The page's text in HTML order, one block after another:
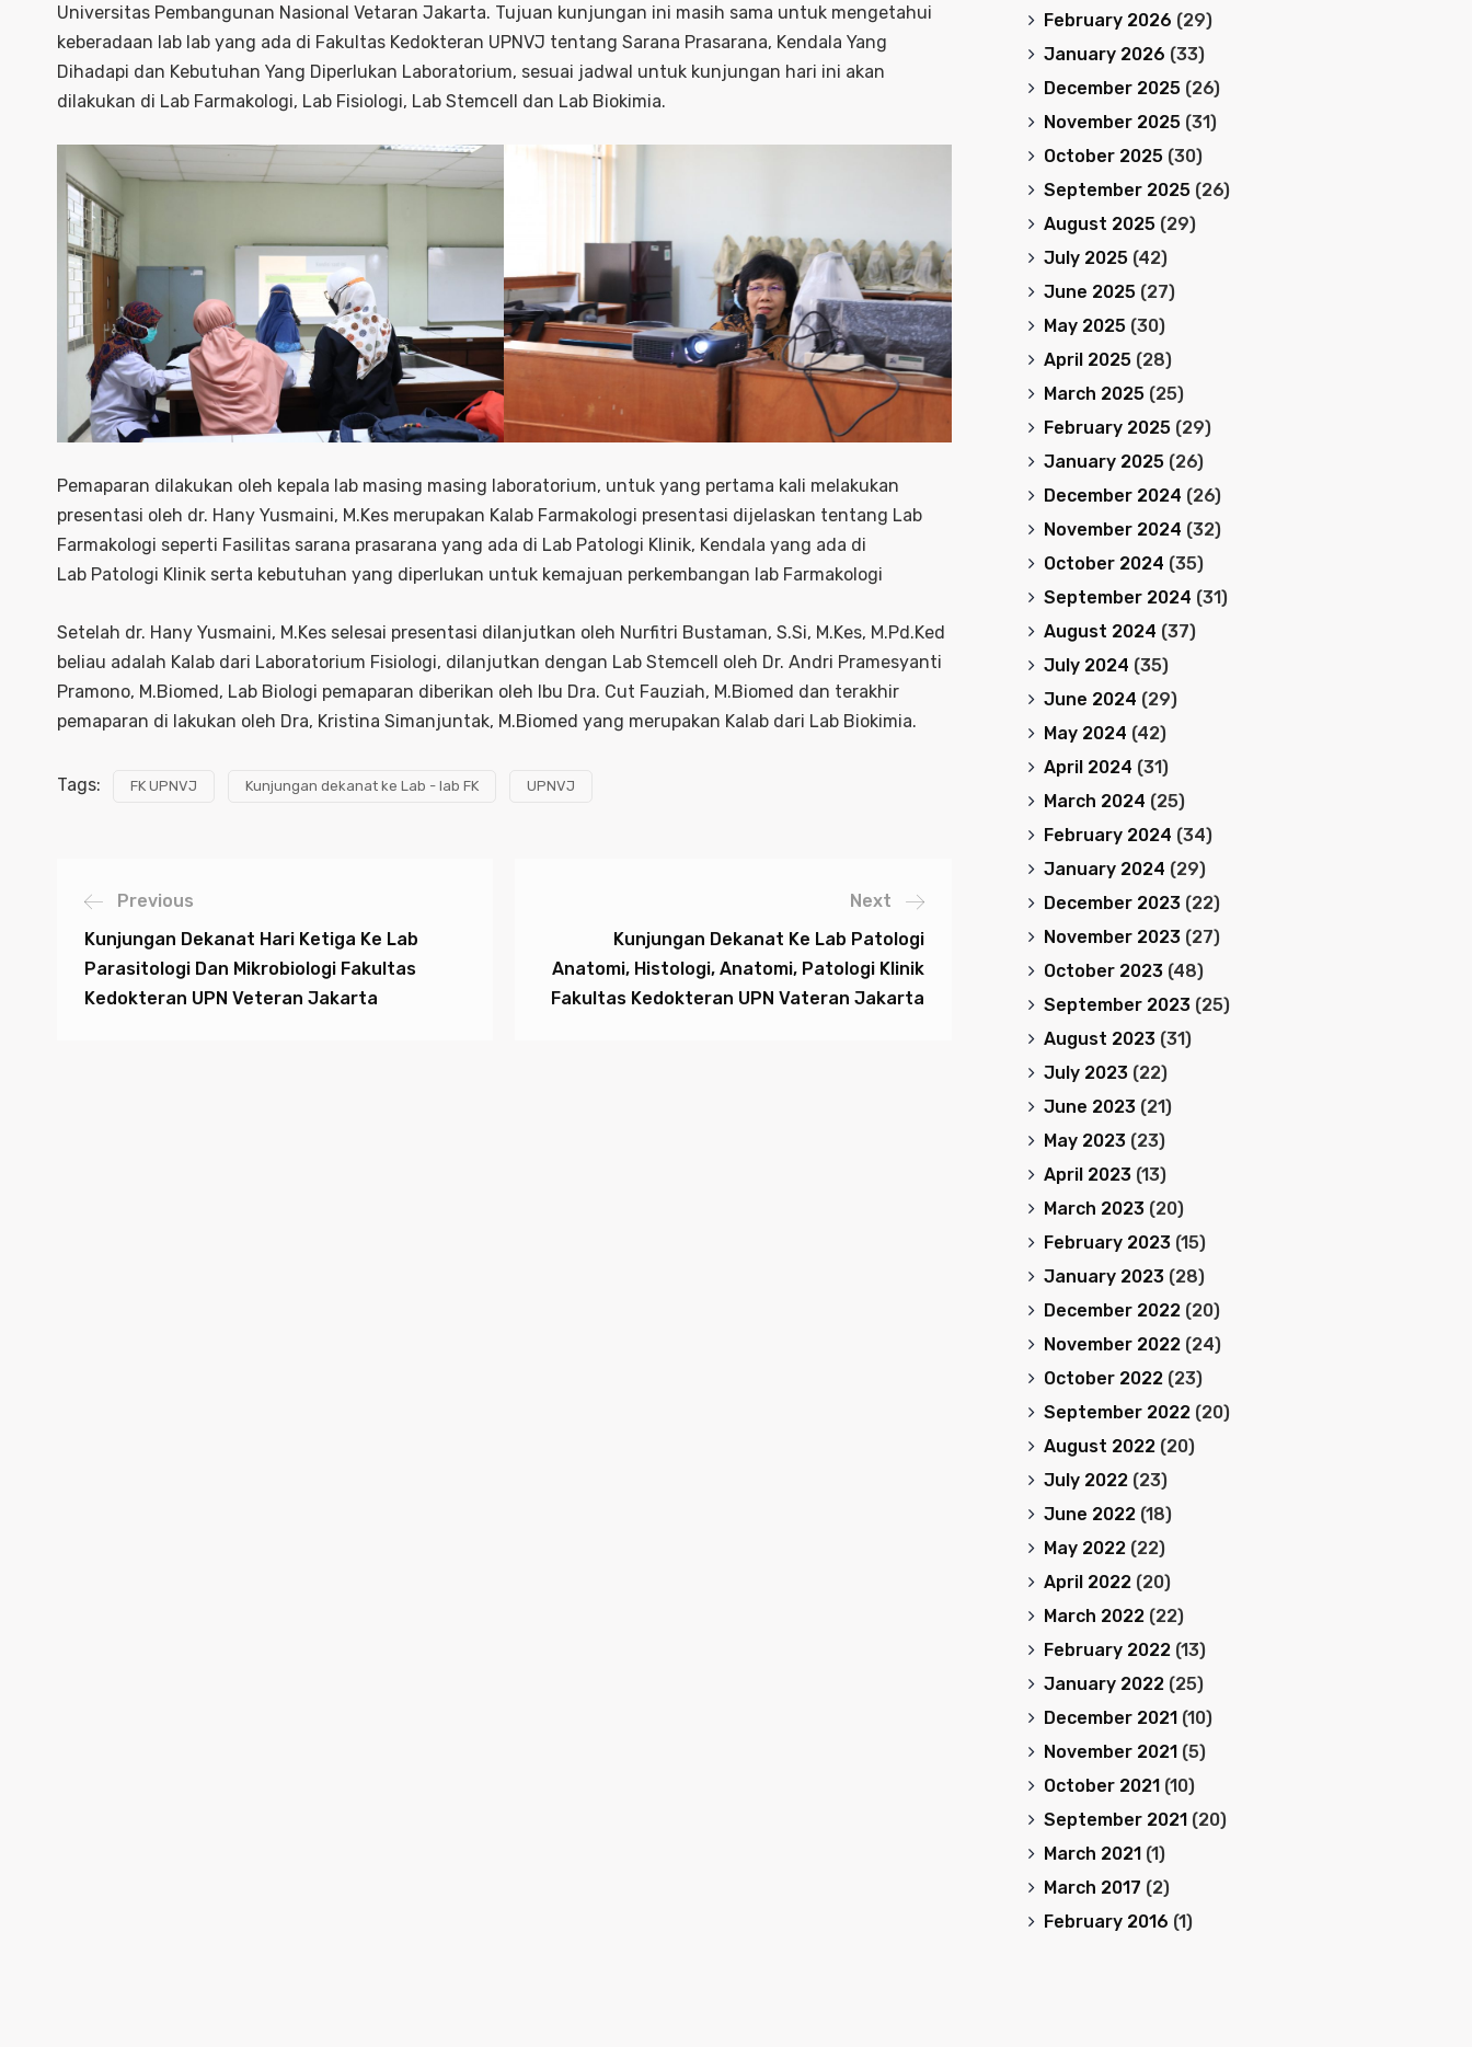
Universitas Pembangunan Nasional Vetaran Jakarta. Tujuan kunjungan ini masih sama untuk mengetahui
keberadaan lab lab yang ada di Fakultas Kedokteran UPNVJ tentang Sarana Prasarana, Kendala Yang
Dihadapi dan Kebutuhan Yang Diperlukan Laboratorium, sesuai jadwal untuk kunjungan hari ini akan
dilakukan di Lab Farmakologi, Lab Fisiologi, Lab Stemcell dan Lab Biokimia.
Pemaparan dilakukan oleh kepala lab masing masing laboratorium, untuk yang pertama kali melakukan
presentasi oleh dr. Hany Yusmaini, M.Kes merupakan Kalab Farmakologi presentasi dijelaskan tentang Lab
Farmakologi seperti Fasilitas sarana prasarana yang ada di Lab Patologi Klinik, Kendala yang ada di
Lab Patologi Klinik serta kebutuhan yang diperlukan untuk kemajuan perkembangan lab Farmakologi
Setelah dr. Hany Yusmaini, M.Kes selesai presentasi dilanjutkan oleh Nurfitri Bustaman, S.Si, M.Kes, M.Pd.Ked
beliau adalah Kalab dari Laboratorium Fisiologi, dilanjutkan dengan Lab Stemcell oleh Dr. Andri Pramesyanti
Pramono, M.Biomed, Lab Biologi pemaparan diberikan oleh Ibu Dra. Cut Fauziah, M.Biomed dan terakhir
pemaparan di lakukan oleh Dra, Kristina Simanjuntak, M.Biomed yang merupakan Kalab dari Lab Biokimia.
Tags: FK UPNVJ Kunjungan dekanat ke Lab - lab FK UPNVJ
Previous
Kunjungan Dekanat Hari Ketiga Ke Lab
Parasitologi Dan Mikrobiologi Fakultas
Kedokteran UPN Veteran Jakarta
Next
Kunjungan Dekanat Ke Lab Patologi
Anatomi, Histologi, Anatomi, Patologi Klinik
Fakultas Kedokteran UPN Vateran Jakarta
February 2026 (29)
January 2026 (33)
December 2025(26)
November 2025(31)
October 2025(30)
September 2025(26)
August 2025(29)
July 2025(42)
June 2025(27)
May 2025(30)
April 2025(28)
March 2025(25)
February 2025(29)
January 2025(26)
December 2024 (26)
November 2024 (32)
October 2024 (35)
September 2024 (31)
August 2024 (37)
July 2024 (35)
June 2024 (29)
May 2024 (42)
April 2024 (31)
March 2024 (25)
February 2024 (34)
January 2024 (29)
December 2023(22)
November 2023(27)
October 2023(48)
September 2023(25)
August 2023(31)
July 2023(22)
June 2023(21)
May 2023(23)
April 2023(13)
March 2023(20)
February 2023(15)
January 2023(28)
December 2022(20)
November 2022(24)
October 2022(23)
September 2022(20)
August 2022(20)
July 2022(23)
June 2022(18)
May 2022(22)
April 2022(20)
March 2022(22)
February 2022(13)
January 2022(25)
December 2021(10)
November 2021(5)
October 2021(10)
September 2021(20)
March 2021(1)
March 2017 (2)
February 2016 (1)